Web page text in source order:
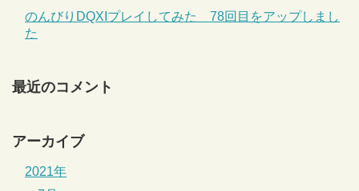
のんびりDQXIプレイしてみた 78回目をアップしまし
た
最近のコメント
アーカイブ
2021年